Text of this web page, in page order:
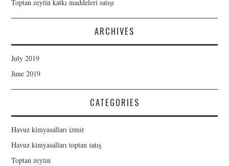
Toptan zeytin katkı maddeleri satışı
ARCHIVES
July 2019
June 2019
CATEGORIES
Havuz kimyasalları izmir
Havuz kimyasalları toptan satış
Toptan zeytin